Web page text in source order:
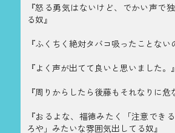
『怒る勇気はないけど、でかい声で
る奴』
『ふくちく絶対タバコ吸ったことない
『よく声が出てて良いと思いました。』
『周りからしたら後藤もそれなりに危
『おるよな、福徳みたく「注意でき
ろや」みたいな雰囲気出してる奴』